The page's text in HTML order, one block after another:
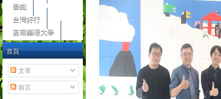
臺鐵
台灣好行
嘉南藥理大學
首頁
文章
留言